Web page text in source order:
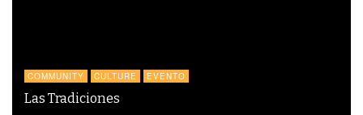
COMMUNITY CULTURE EVENTO
Las Tradiciones